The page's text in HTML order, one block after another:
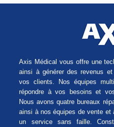
Axis Médical vous offre une
ainsi à générer des revenus
vos clients. Nos équipes
répondre à vos besoins et
Nous avons quatre bureaux
ainsi à nos équipes de vente
un service sans faille.